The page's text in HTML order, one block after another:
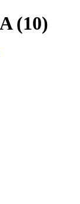
(10)